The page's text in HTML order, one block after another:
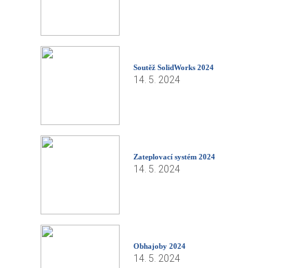
Soutěž SolidWorks 2024
14. 5. 2024
Zateplovací systém 2024
14. 5. 2024
Obhajoby 2024
14. 5. 2024